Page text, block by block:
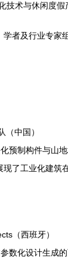
技术与休闲度
者及行业专家
（中国）
预制构件与山
了工业化建筑
（西班牙）
数化设计生成